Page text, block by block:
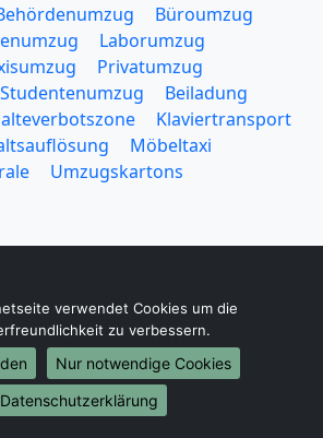
Büroumzug
Laborumzug
Privatumzug
Studentenumzug
Beiladung
Klaviertransport
Möbeltaxi
Umzugskartons
am Rhein nach Belarus
am Rhein nach Belgien
am Rhein nach Bulgarien
verwendet Cookies um die
zu verbessern.
Nur notwendige Cookies
Datenschutzerklärung